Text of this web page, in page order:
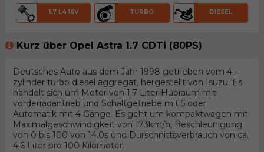
1.7 L4 16V TURBO DIESEL
Kurz über Opel Astra 1.7 CDTi (80PS)
Deutsches Auto aus dem Jahr 1998 getrieben vom 4 -
zylinder turbo diesel aggregat, hergestellt von Isuzu. Es
handelt sich um Motor von 1.7 Liter Hubraum mit
vorderradantrieb und Schaltgetriebe mit 5 oder
Automatik mit 4 Gänge. Es geht um kompaktwagen mit
Maximalgeschwindigkeit von 173km/h, Beschleunigung
von 0 bis 100 von 14.0s und Durschnittsverbrauch von ca.
4.6 Liter pro 100 Kilometer.